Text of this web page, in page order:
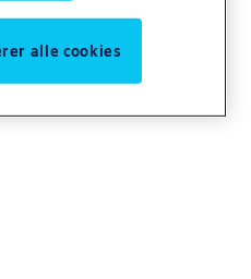
alle cookies